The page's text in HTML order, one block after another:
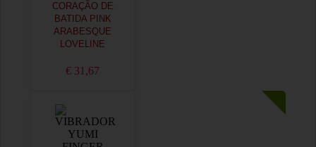
CORAÇÃO DE
BATIDA PINK
ARABESQUE
LOVELINE
€ 31,67